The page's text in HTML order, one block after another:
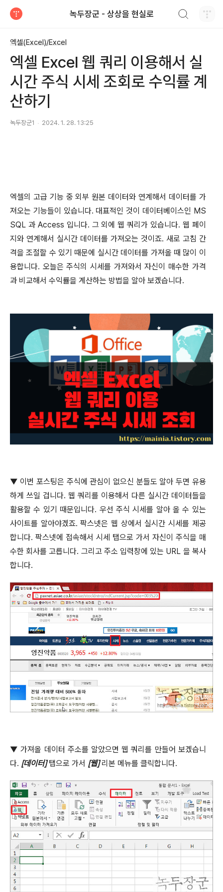
녹두장군 - 상상을 현실로
엑셀(Excel)/Excel
엑셀 Excel 웹 쿼리 이용해서 실
시간 주식 시세 조회로 수익률 계
산하기
녹두장군1 2024. 1. 28. 13:25
엑셀의 고급 기능 중 외부 원본 데이터와 연계해서 데이터를 가
져오는 기능들이 있습니다. 대표적인 것이 데이터베이스인 MS
SQL 과 Access 입니다. 그 외에 웹 쿼리가 있습니다. 웹 페이
지와 연계해서 실시간 데이터를 가져오는 것이죠. 새로 고침 간
격을 조절할 수 있기 때문에 실시간 데이터를 가져올 때 많이 이
용합니다. 오늘은 주식의 시세를 가져와서 자신이 매수한 가격
과 비교해서 수익률을 계산하는 방법을 알아 보겠습니다.
▼ 이번 포스팅은 주식에 관심이 없으신 분들도 알아 두면 유용
하게 쓰일 겁니다. 웹 쿼리를 이용해서 다른 실시간 데이터들을
활용할 수 있기 때문입니다. 우선 주식 시세를 알아 올 수 있는
사이트를 알아야겠죠.팍스넷은 웹 상에서 실시간 시세를 제공
합니다. 팍스넷에 접속해서 시세 탭으로 가서 자신이 주식을 매
수한 회사를 고릅니다. 그리고 주소 입력창에 있는 URL 을 복사
합니다.
▼ 가져올 데이터 주소를 알았으면 웹 쿼리를 만들어 보겠습니
다. [데이터] 탭으로 가서 [웹] 리본 메뉴를 클릭합니다.